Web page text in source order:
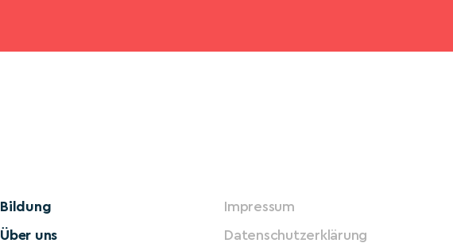
Bildung
Über uns
Impressum
Datenschutzerklärung